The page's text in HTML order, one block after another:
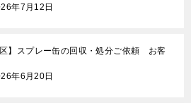
年7月12日
区】スプレー缶の回収・処分ご依頼 お客
年6月20日